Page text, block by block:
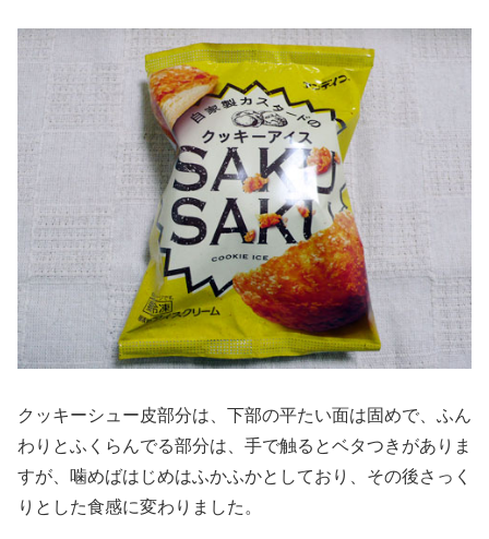
クッキーシュー皮部分は、下部の平たい面は固めで、ふん
わりとふくらんでる部分は、手で触るとベタつきがありま
すが、噛めばはじめはふかふかとしており、その後さっく
りとした食感に変わりました。